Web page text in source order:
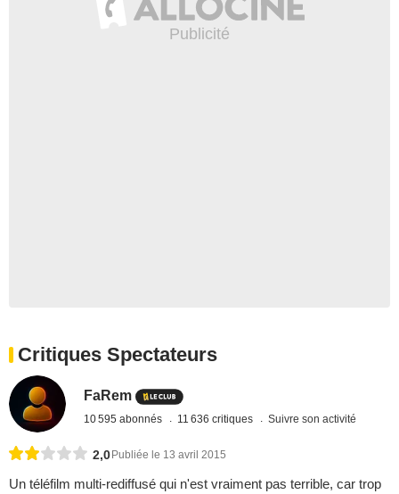
Critiques Spectateurs
FaRem
10 595 abonnés 11 636 critiques Suivre son activité
2,0 Publiée le 13 avril 2015
Un téléfilm multi-rediffusé qui n'est vraiment pas terrible, car trop